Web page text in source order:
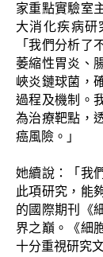
家重點實驗室
大消化疾病研
「我們分析了
萎縮性胃炎、
峽炎鏈球菌，
過程及機制。
為治療靶點，
癌風險。」
她續說：「我
此項研究，能
的國際期刊《
界之巔。《細
十分重視研究